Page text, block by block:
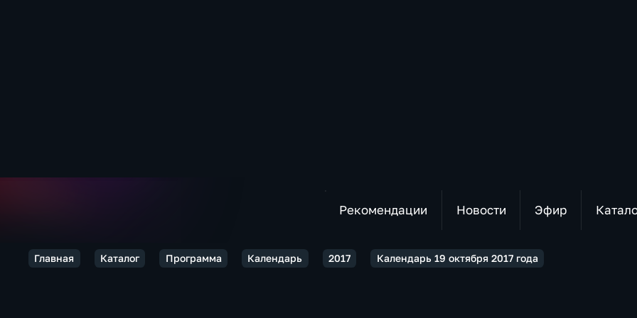
Рекомендации Новости Эфир
Главная Каталог Программа Календарь 2017 Календарь 19 октября 2017 года